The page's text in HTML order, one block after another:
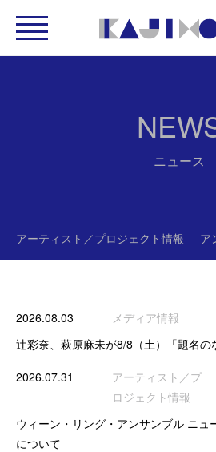
ニュース
アーティスト／プロジェクト情報 ア
2026.08.03
メディア情報
辻彩奈、萩原麻未が8/8（土）「題名の
2026.07.31
アーティスト／プ
ロジェクト情報
ウィーン・リング・アンサンブル ニュ
について